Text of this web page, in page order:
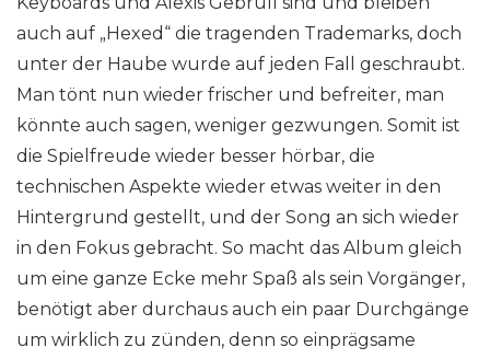
auch auf „Hexed“ die tragenden Trademarks, doch
unter der Haube wurde auf jeden Fall geschraubt.
Man tönt nun wieder frischer und befreiter, man
könnte auch sagen, weniger gezwungen. Somit ist
die Spielfreude wieder besser hörbar, die
technischen Aspekte wieder etwas weiter in den
Hintergrund gestellt, und der Song an sich wieder
in den Fokus gebracht. So macht das Album gleich
um eine ganze Ecke mehr Spaß als sein Vorgänger,
benötigt aber durchaus auch ein paar Durchgänge
um wirklich zu zünden, denn so einprägsame